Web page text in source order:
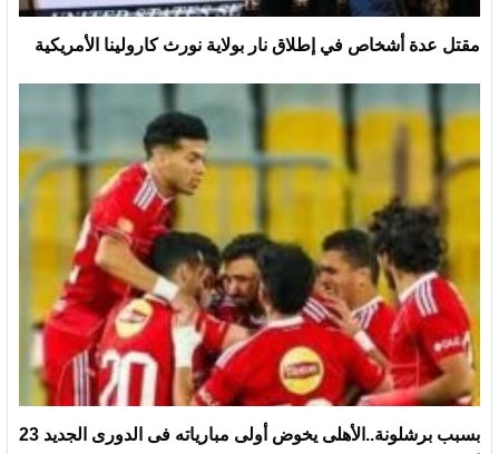
مقتل عدة أشخاص في إطلاق نار بولاية نورث كارولينا الأمريكية
بسبب برشلونة..الأهلى يخوض أولى مبارياته فى الدورى الجديد 23